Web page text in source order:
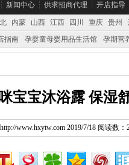
┆ 新闻中心 ┆ 供求招商代理 ┆ 开店指导
内蒙 山西 江西 四川 重庆 贵州
指南 孕婴童母婴用品生活馆 孕期营
宝宝沐浴露 保湿
http://www.hxytw.com 2019/7/18 阅读数：